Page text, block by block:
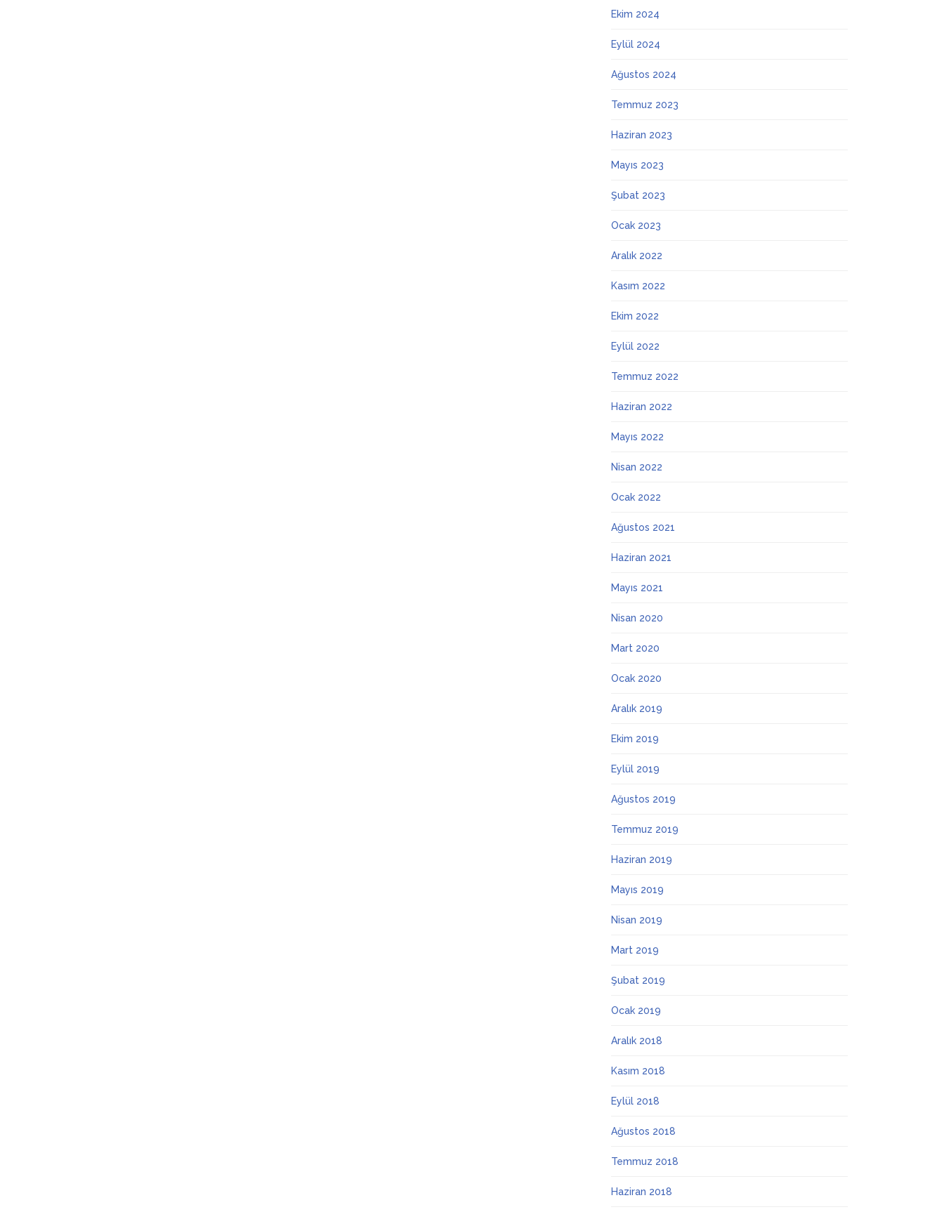
Ekim 2024
Eylül 2024
Ağustos 2024
Temmuz 2023
Haziran 2023
Mayıs 2023
Şubat 2023
Ocak 2023
Aralık 2022
Kasım 2022
Ekim 2022
Eylül 2022
Temmuz 2022
Haziran 2022
Mayıs 2022
Nisan 2022
Ocak 2022
Ağustos 2021
Haziran 2021
Mayıs 2021
Nisan 2020
Mart 2020
Ocak 2020
Aralık 2019
Ekim 2019
Eylül 2019
Ağustos 2019
Temmuz 2019
Haziran 2019
Mayıs 2019
Nisan 2019
Mart 2019
Şubat 2019
Ocak 2019
Aralık 2018
Kasım 2018
Eylül 2018
Ağustos 2018
Temmuz 2018
Haziran 2018